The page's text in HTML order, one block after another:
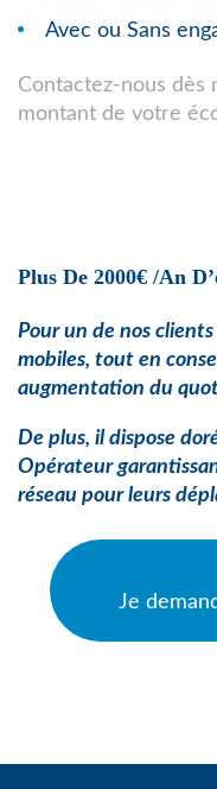
Avec ou Sans
Contactez-nous dès
montant de votre
Plus De 2000€ /an
Pour un de nos
mobiles, tout en
augmentation du
De plus, il dispose
Opérateur
réseau pour leurs
Je